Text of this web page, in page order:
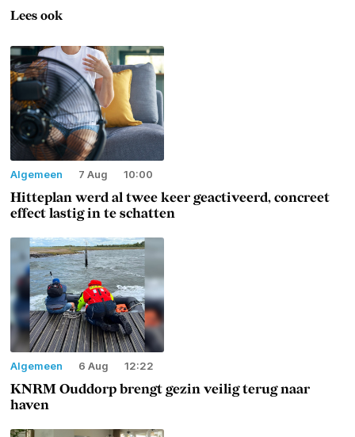
Lees ook
Algemeen 7 Aug 10:00
Hitteplan werd al twee keer geactiveerd, concreet
effect lastig in te schatten
Algemeen 6 Aug 12:22
KNRM Ouddorp brengt gezin veilig terug naar
haven